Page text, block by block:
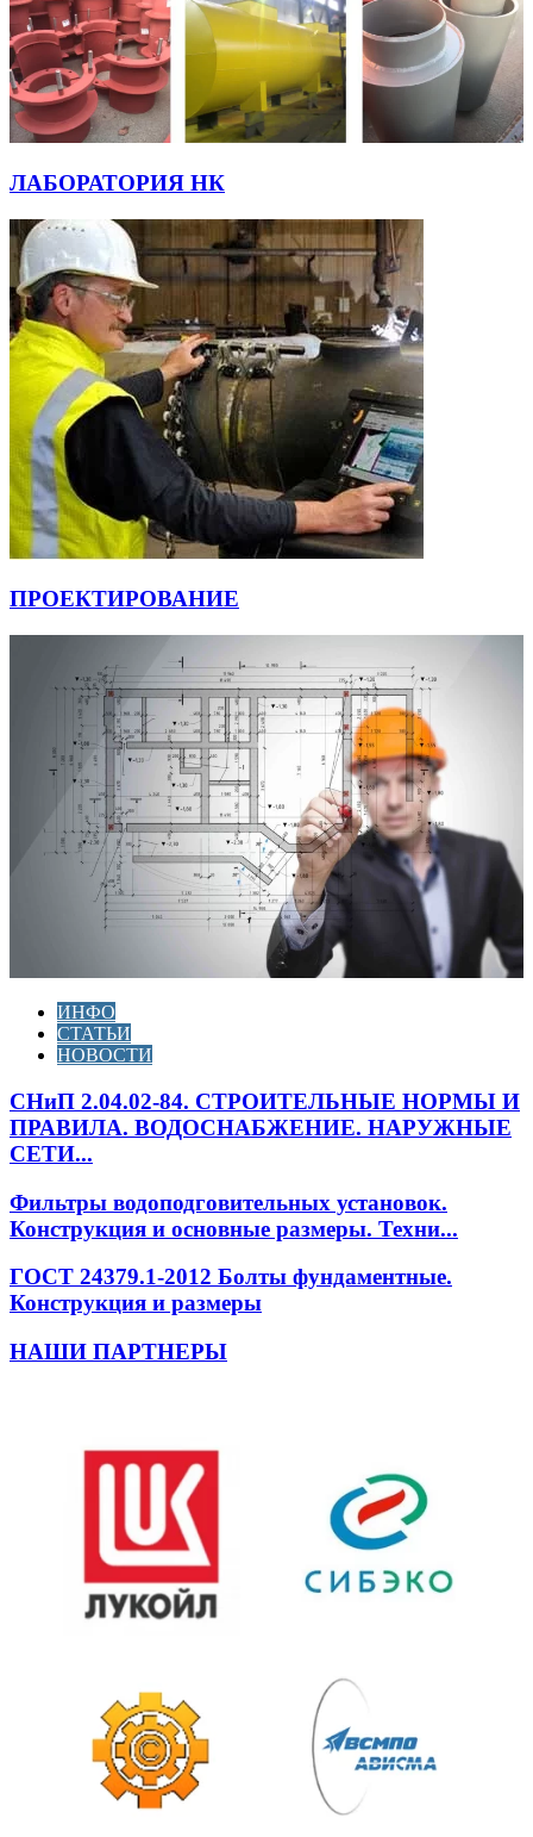
ЛАБОРАТОРИЯ НК
ПРОЕКТИРОВАНИЕ
ИНФО
СТАТЬИ
НОВОСТИ
СНиП 2.04.02-84. СТРОИТЕЛЬНЫЕ НОРМЫ И
ПРАВИЛА. ВОДОСНАБЖЕНИЕ. НАРУЖНЫЕ
СЕТИ...
Фильтры водоподговительных установок.
Конструкция и основные размеры. Техни...
ГОСТ 24379.1-2012 Болты фундаментные.
Конструкция и размеры
НАШИ ПАРТНЕРЫ